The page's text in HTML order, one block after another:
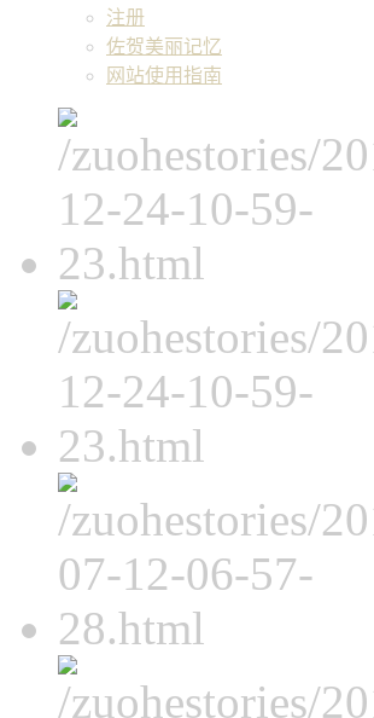
注册
佐贺美丽记忆
网站使用指南